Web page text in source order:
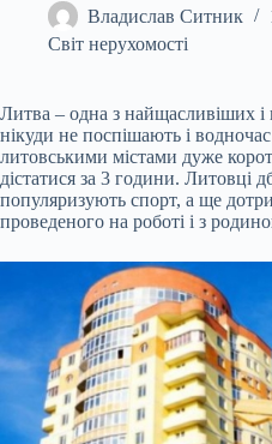
Владислав Ситник
Світ нерухомості
Литва – одна з найщасливіших і
нікуди не поспішають і
литовськими містами дуже
дістатися за 3 години. Литовці
популяризують спорт, а ще
проведеного на роботі і з